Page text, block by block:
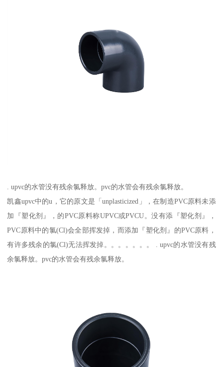
. upvc的水管没有残余氯释放。pvc的水管会有残余氯释放。
凯鑫upvc中的u，它的原文是「unplasticized」，在制造PVC原料未添
加『塑化剂』，的PVC原料称UPVC或PVCU。没有添『塑化剂』，
PVC原料中的氯(Cl)会全部挥发掉，而添加『塑化剂』的PVC原料，
有许多残余的氯(Cl)无法挥发掉。。。。。。。 . upvc的水管没有残
余氯释放。pvc的水管会有残余氯释放。